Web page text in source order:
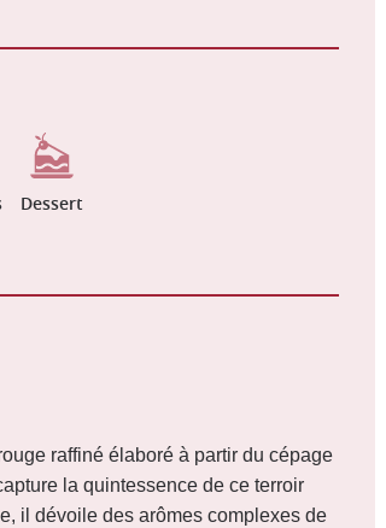
Dessert
raffiné élaboré à partir du cépage
la quintessence de ce terroir
il dévoile des arômes complexes de